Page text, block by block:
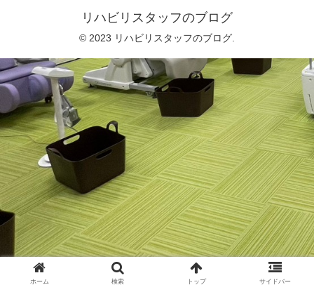
リハビリスタッフのブログ
© 2023 リハビリスタッフのブログ.
ホーム 検索 トップ サイドバー